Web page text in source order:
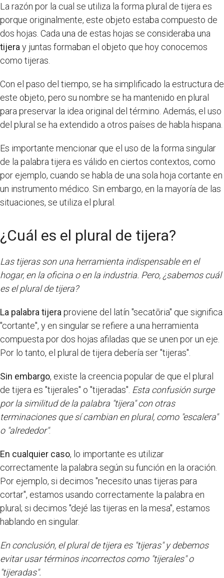
La razón por la cual se utiliza la forma plural de tijera es
porque originalmente, este objeto estaba compuesto de
dos hojas. Cada una de estas hojas se consideraba una
tijera y juntas formaban el objeto que hoy conocemos
como tijeras.
Con el paso del tiempo, se ha simplificado la estructura de
este objeto, pero su nombre se ha mantenido en plural
para preservar la idea original del término. Además, el uso
del plural se ha extendido a otros países de habla hispana.
Es importante mencionar que el uso de la forma singular
de la palabra tijera es válido en ciertos contextos, como
por ejemplo, cuando se habla de una sola hoja cortante en
un instrumento médico. Sin embargo, en la mayoría de las
situaciones, se utiliza el plural.
¿Cuál es el plural de tijera?
Las tijeras son una herramienta indispensable en el
hogar, en la oficina o en la industria. Pero, ¿sabemos cuál
es el plural de tijera?
La palabra tijera proviene del latín "secatōria" que significa
"cortante", y en singular se refiere a una herramienta
compuesta por dos hojas afiladas que se unen por un eje.
Por lo tanto, el plural de tijera debería ser "tijeras".
Sin embargo, existe la creencia popular de que el plural
de tijera es "tijerales" o "tijeradas". Esta confusión surge
por la similitud de la palabra "tijera" con otras
terminaciones que sí cambian en plural, como "escalera"
o "alrededor".
En cualquier caso, lo importante es utilizar
correctamente la palabra según su función en la oración.
Por ejemplo, si decimos "necesito unas tijeras para
cortar", estamos usando correctamente la palabra en
plural; si decimos "dejé las tijeras en la mesa", estamos
hablando en singular.
En conclusión, el plural de tijera es "tijeras" y debemos
evitar usar términos incorrectos como "tijerales" o
"tijeradas".